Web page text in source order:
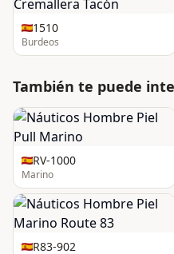
1510
Burdeos
También te puede
RV-1000
Marino
R83-902